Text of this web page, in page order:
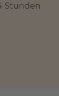
Stunden